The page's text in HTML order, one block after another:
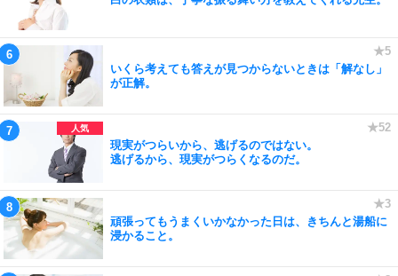
いくら考えても答えが見つからないときは「解なし」
が正解。
現実がつらいから、逃げるのではない。
逃げるから、現実がつらくなるのだ。
頑張ってもうまくいかなかった日は、きちんと湯船に
浸かること。